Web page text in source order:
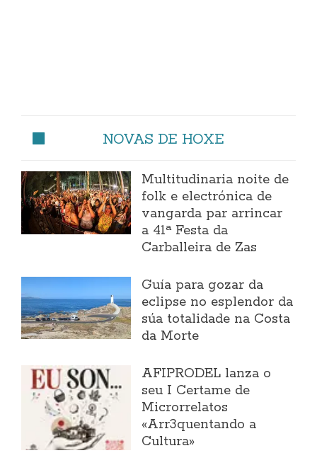
NOVAS DE HOXE
Multitudinaria noite de
folk e electrónica de
vangarda par arrincar
a 41ª Festa da
Carballeira de Zas
Guía para gozar da
eclipse no esplendor da
súa totalidade na Costa
da Morte
AFIPRODEL lanza o
seu I Certame de
Microrrelatos
«Arr3quentando a
Cultura»